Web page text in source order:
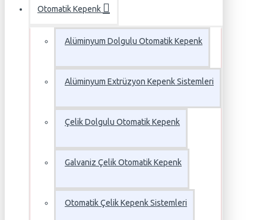
Otomatik Kepenk
Alüminyum Dolgulu Otomatik Kepenk
Alüminyum Extrüzyon Kepenk Sistemleri
Çelik Dolgulu Otomatik Kepenk
Galvaniz Çelik Otomatik Kepenk
Otomatik Çelik Kepenk Sistemleri